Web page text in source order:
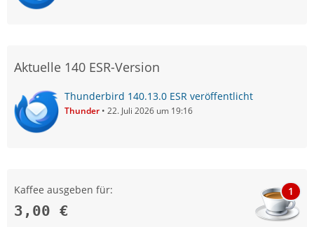
Aktuelle 140 ESR-Version
Thunderbird 140.13.0 ESR veröffentlicht
Thunder 22. Juli 2026 um 19:16
Kaffee ausgeben für:
3,00 €
1